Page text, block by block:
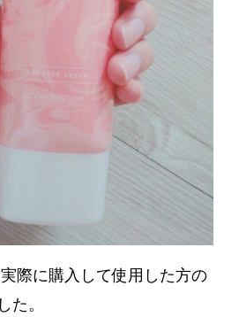
際に購入して使用した方の
。